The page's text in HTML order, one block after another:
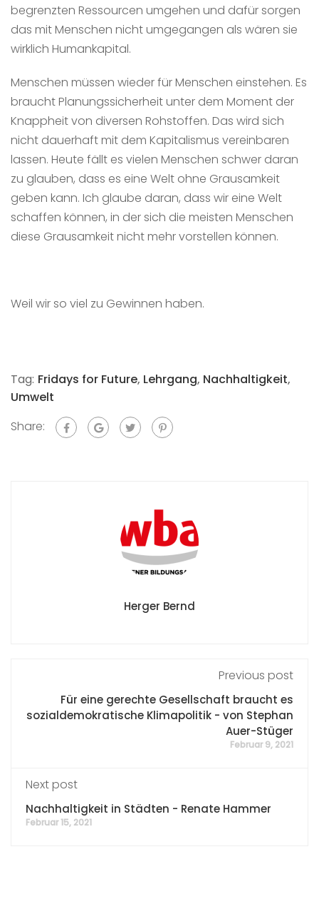
begrenzten Ressourcen umgehen und dafür sorgen
das mit Menschen nicht umgegangen als wären sie
wirklich Humankapital.
Menschen müssen wieder für Menschen einstehen. Es
braucht Planungssicherheit unter dem Moment der
Knappheit von diversen Rohstoffen. Das wird sich
nicht dauerhaft mit dem Kapitalismus vereinbaren
lassen. Heute fällt es vielen Menschen schwer daran
zu glauben, dass es eine Welt ohne Grausamkeit
geben kann. Ich glaube daran, dass wir eine Welt
schaffen können, in der sich die meisten Menschen
diese Grausamkeit nicht mehr vorstellen können.
Weil wir so viel zu Gewinnen haben.
Tag: Fridays for Future, Lehrgang, Nachhaltigkeit,
Umwelt
Share:
Herger Bernd
Previous post
Für eine gerechte Gesellschaft braucht es
sozialdemokratische Klimapolitik - von Stephan
Auer-Stüger
Februar 9, 2021
Next post
Nachhaltigkeit in Städten - Renate Hammer
Februar 15, 2021